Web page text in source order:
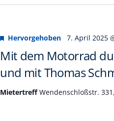
Mit dem Motorrad
und mit Thomas
Hervorgehoben 7. April 2025
MietertreffWendenschloßstr.